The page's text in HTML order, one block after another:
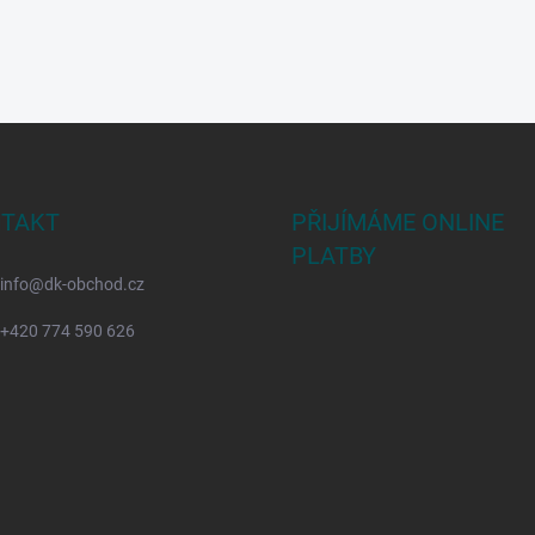
info@dk-obchod.cz
+420 774 590 626
PŘIJÍMÁME ONLINE
PLATBY